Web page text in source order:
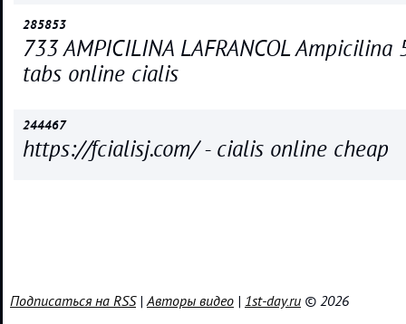
285853
733 AMPICILINA LAFRANCOL
tabs online cialis
244467
https://fcialisj.com/ - cialis online cheap
Подписаться на RSS|Авторы видео | 1st-day.ru © 2026